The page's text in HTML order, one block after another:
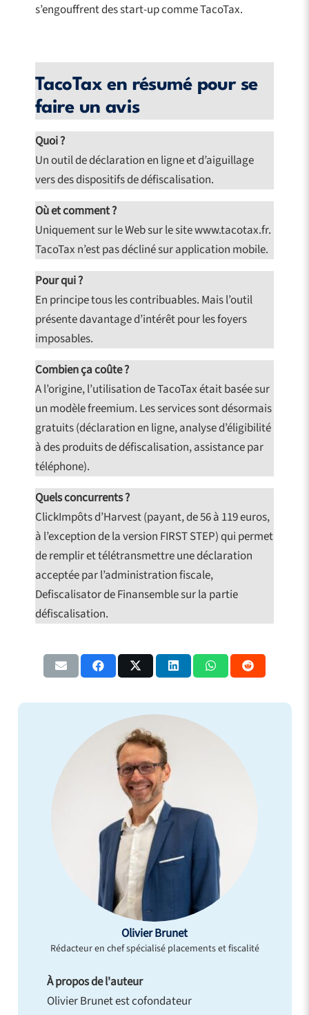
s’engouffrent des start-up comme TacoTax.
TacoTax en résumé pour se
faire un avis
Quoi ?
Un outil de déclaration en ligne et d’aiguillage
vers des dispositifs de défiscalisation.
Où et comment ?
Uniquement sur le Web sur le site www.tacotax.fr.
TacoTax n’est pas décliné sur application mobile.
Pour qui ?
En principe tous les contribuables. Mais l’outil
présente davantage d’intérêt pour les foyers
imposables.
Combien ça coûte ?
A l’origine, l’utilisation de TacoTax était basée sur
un modèle freemium. Les services sont désormais
gratuits (déclaration en ligne, analyse d’éligibilité
à des produits de défiscalisation, assistance par
téléphone).
Quels concurrents ?
ClickImpôts d’Harvest (payant, de 56 à 119 euros,
à l’exception de la version FIRST STEP) qui permet
de remplir et télétransmettre une déclaration
acceptée par l’administration fiscale,
Defiscalisator de Finansemble sur la partie
défiscalisation.
Olivier Brunet
Rédacteur en chef spécialisé placements et fiscalité
À propos de l'auteur
Olivier Brunet est cofondateur